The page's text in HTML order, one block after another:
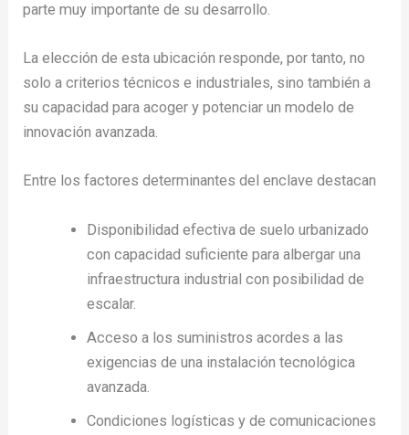
parte muy importante de su desarrollo.
La elección de esta ubicación responde, por tanto, no
solo a criterios técnicos e industriales, sino también a
su capacidad para acoger y potenciar un modelo de
innovación avanzada.
Entre los factores determinantes del enclave destacan
Disponibilidad efectiva de suelo urbanizado
con capacidad suficiente para albergar una
infraestructura industrial con posibilidad de
escalar.
Acceso a los suministros acordes a las
exigencias de una instalación tecnológica
avanzada.
Condiciones logísticas y de comunicaciones